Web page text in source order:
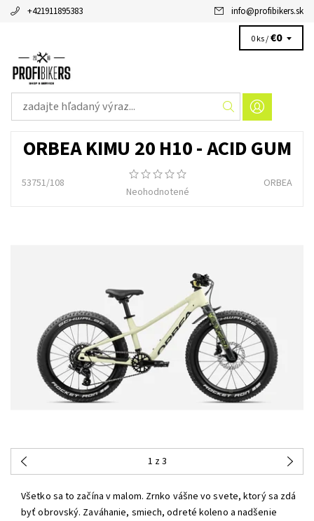
+421911895383 info@profibikers.sk
0 ks /€0
ORBEA KIMU 20 H10 - ACID GUM
53751/108
Neohodnotené
ORBEA
1 z 3
Všetko sa to začína v malom. Zrnko vášne vo svete, ktorý sa zdá
byť obrovský. Zaváhanie, smiech, odreté koleno a nadšenie